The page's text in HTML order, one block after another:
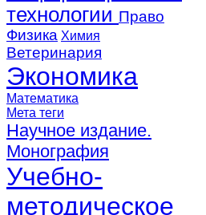
технологии Право
Физика Химия
Ветеринария
Экономика
Математика
Мета теги
Научное издание.
Монография
Учебно-
методическое